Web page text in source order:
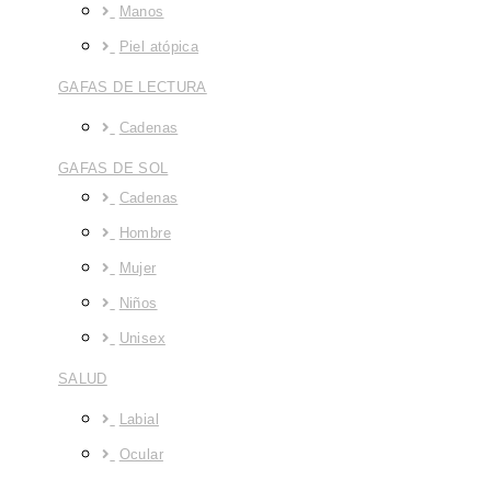
Manos
Piel atópica
GAFAS DE LECTURA
Cadenas
GAFAS DE SOL
Cadenas
Hombre
Mujer
Niños
Unisex
SALUD
Labial
Ocular